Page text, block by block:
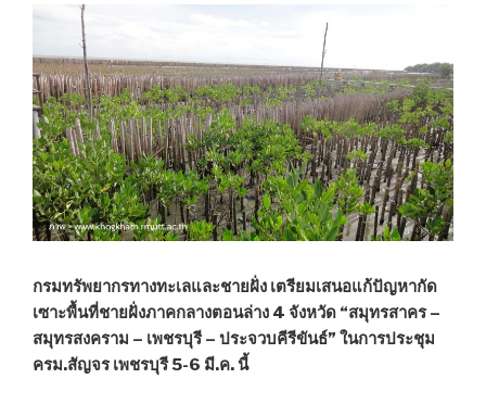
กรมทรัพยากรทางทะเลและชายฝั่ง เตรียมเสนอแก้ปัญหากัด
เซาะพื้นที่ชายฝั่งภาคกลางตอนล่าง 4 จังหวัด “สมุทรสาคร –
สมุทรสงคราม – เพชรบุรี – ประจวบคีรีขันธ์” ในการประชุม
ครม.สัญจร เพชรบุรี 5-6 มี.ค. นี้